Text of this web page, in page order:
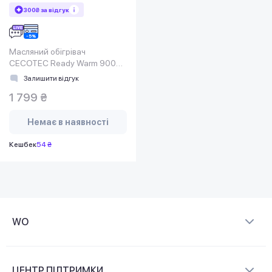
300₴ за відгук
Масляний обігрівач
CECOTEC Ready Warm 9000
Space 360 Black
Залишити відгук
1 799 ₴
Немає в наявності
Кешбек54 ₴
WO